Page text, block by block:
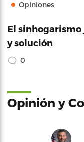
Opiniones
El
y solución
0
Opinión y